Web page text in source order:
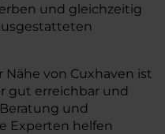
und gleichzeitig
von Cuxhaven ist
gut erreichbar und
und
Experten helfen